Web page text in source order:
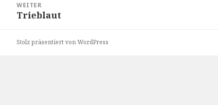
WEITER
Nächster
Trieblaut
Stolz präsentiert von WordPress